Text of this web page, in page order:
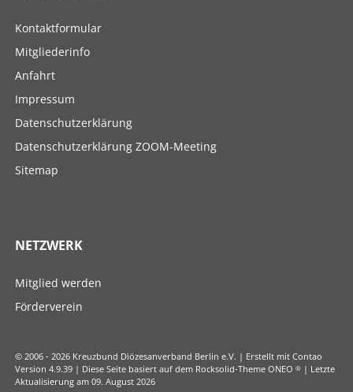
Navigation
Kontaktformular
Mitgliederinfo
Anfahrt
Impressum
Datenschutzerklärung
Datenschutzerklärung ZOOM-Meeting
Sitemap
NETZWERK
Navigation
Mitglied werden
Förderverein
© 2006 - 2026 Kreuzbund Diözesanverband Berlin e.V. | Erstellt mit Contao
Version 4.9.39 | Diese Seite basiert auf dem Rocksolid-Theme ONEO ®| Letzte
Aktualisierung am 09. August 2026